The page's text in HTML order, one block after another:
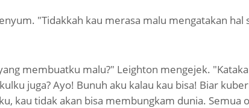
"Tidakkah kau merasa malu mengatakan hal
membuatku malu?" Leighton mengejek.
juga? Ayo! Bunuh aku kalau kau bisa! Biar
kau tidak akan bisa membungkam dunia. Semua